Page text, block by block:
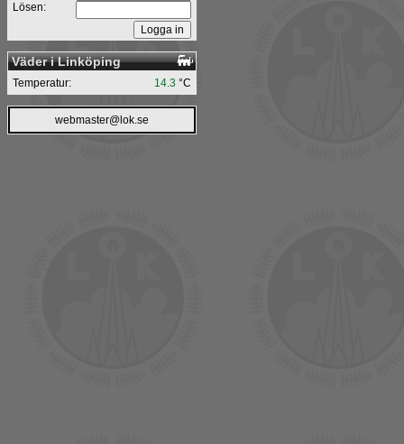
Lösen:
Väder i Linköping
14.3 °C
Temperatur:
webmaster@lok.se